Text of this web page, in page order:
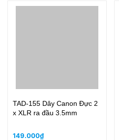
TAD-155 Dây Canon Đực 2
x XLR ra đầu 3.5mm
149.000₫